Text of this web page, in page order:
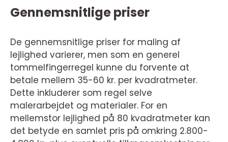
Gennemsnitlige priser
De gennemsnitlige priser for maling af
lejlighed varierer, men som en generel
tommelfingerregel kunne du forvente at
betale mellem 35-60 kr. per kvadratmeter.
Dette inkluderer som regel selve
malerarbejdet og materialer. For en
mellemstor lejlighed på 80 kvadratmeter kan
det betyde en samlet pris på omkring 2.800-